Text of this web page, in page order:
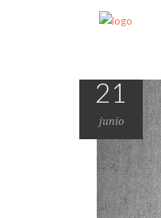
21
junio